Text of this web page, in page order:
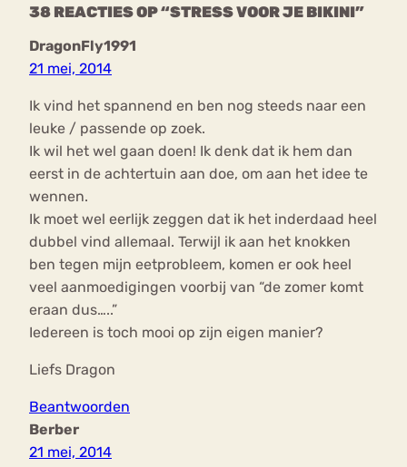
38 REACTIES OP “STRESS VOOR JE BIKINI”
DragonFly1991
21 mei, 2014
Ik vind het spannend en ben nog steeds naar een
leuke / passende op zoek.
Ik wil het wel gaan doen! Ik denk dat ik hem dan
eerst in de achtertuin aan doe, om aan het idee te
wennen.
Ik moet wel eerlijk zeggen dat ik het inderdaad heel
dubbel vind allemaal. Terwijl ik aan het knokken
ben tegen mijn eetprobleem, komen er ook heel
veel aanmoedigingen voorbij van “de zomer komt
eraan dus…..”
Iedereen is toch mooi op zijn eigen manier?
Liefs Dragon
Beantwoorden
Berber
21 mei, 2014